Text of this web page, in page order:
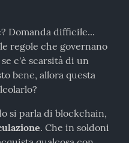
Domanda difficile...
regole che governano
c'è scarsità di un
bene, allora questa
si parla di blockchain,
. Che in soldoni